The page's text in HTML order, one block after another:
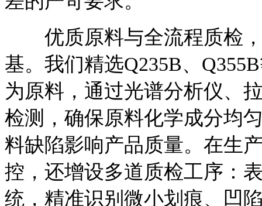
优质原料与全流程质检，
基。我们精选Q235B、
为原料，通过光谱分析仪、
检测，确保原料化学成分均
料缺陷影响产品质量。在生
控，还增设多道质检工序：
统，精准识别微小划痕、凹